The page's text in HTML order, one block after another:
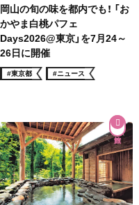
岡山の旬の味を都内でも！ 「お
かやま白桃パフェ
Days2026@東京」を7月24～
26日に開催
#東京都 #ニュース